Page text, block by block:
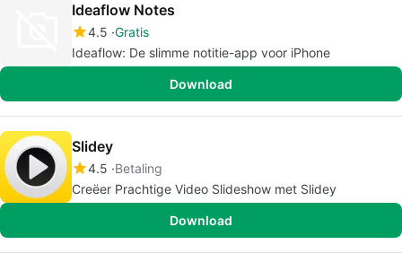
Ideaflow Notes
4.5 Gratis
Ideaflow: De slimme notitie-app voor iPhone
Download
Slidey
4.5 Betaling
Creëer Prachtige Video Slideshow met Slidey
Download